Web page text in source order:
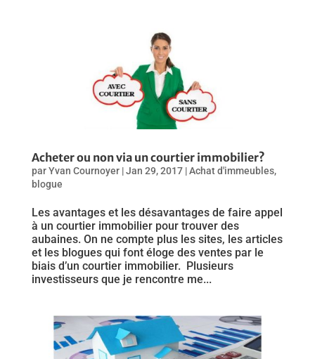
Acheter ou non via un courtier immobilier?
parYvan Cournoyer|Jan 29, 2017|Achat d'immeubles,
blogue
Les avantages et les désavantages de faire appel
à un courtier immobilier pour trouver des
aubaines. On ne compte plus les sites, les articles
et les blogues qui font éloge des ventes par le
biais d’un courtier immobilier. Plusieurs
investisseurs que je rencontre me...